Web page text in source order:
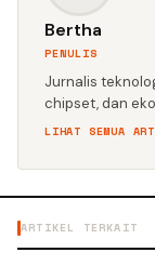
Bertha
PENULIS
Jurnalis
chipset, dan
LIHAT SEMUA
ARTIKEL TERKAIT